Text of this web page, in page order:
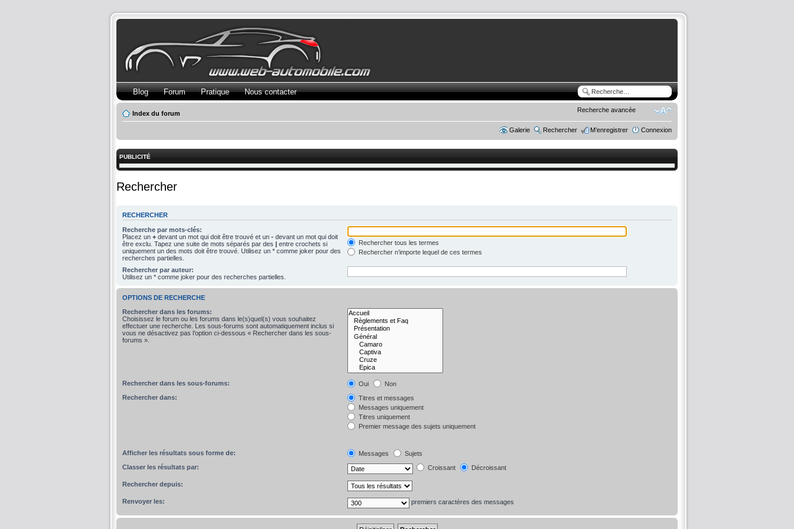
Recherche avancée
Blog Forum Pratique Nous contacter
Index du forum
Galerie Rechercher M’enregistrer Connexion
PUBLICITÉ
Rechercher
RECHERCHER
Recherche par mots-clés:
Placez un + devant un mot qui doit être trouvé et un - devant un mot qui doit
être exclu. Tapez une suite de mots séparés par des | entre crochets si
uniquement un des mots doit être trouvé. Utilisez un * comme joker pour des
recherches partielles.
Rechercher tous les termes
Rechercher n’importe lequel de ces termes
Rechercher par auteur:
Utilisez un * comme joker pour des recherches partielles.
OPTIONS DE RECHERCHE
Rechercher dans les forums:
Choisissez le forum ou les forums dans le(s)quel(s) vous souhaitez
effectuer une recherche. Les sous-forums sont automatiquement inclus si
vous ne désactivez pas l’option ci-dessous « Rechercher dans les sous-
forums ».
Rechercher dans les sous-forums: Oui
Non
Rechercher dans:
Titres et messages
Messages uniquement
Titres uniquement
Premier message des sujets uniquement
Afficher les résultats sous forme de: Messages
Sujets
Classer les résultats par:
Croissant Décroissant
Rechercher depuis:
Renvoyer les: premiers caractères des messages